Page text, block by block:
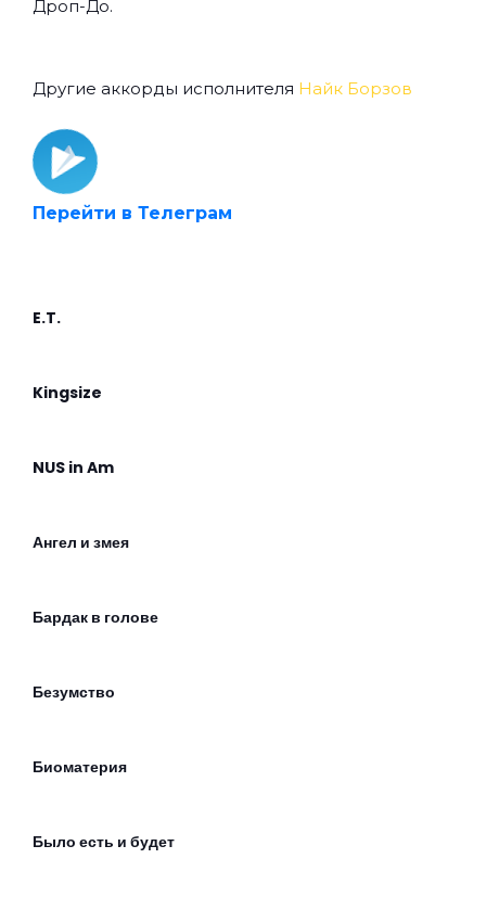
Дроп-До.
Другие аккорды исполнителя Найк Борзов
Перейти в Телеграм
E.T.
Kingsize
NUS in Am
Ангел и змея
Бардак в голове
Безумство
Биоматерия
Было есть и будет